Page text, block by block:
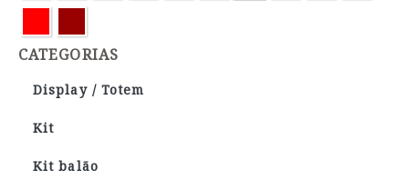
CATEGORIAS
Display / Totem
Kit
Kit balão